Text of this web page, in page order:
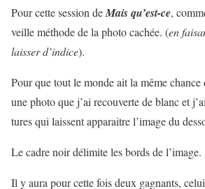
Pour cette ses­sion deMais qu’est-ce,
veille méthode de la photo cachée. (en
lais­ser d’indice).
Pour que tout le monde ait la même chance
une photo que j’ai recou­verte de blanc et
tures qui laissent appa­raitre l’image du
Le cadre noir déli­mite les bords de l’image.
Il y aura pour cette fois deux gagnants,